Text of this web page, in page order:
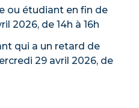
ou étudiant en fin de
2026, de 14h à 16h
qui a un retard de
29 avril 2026, de